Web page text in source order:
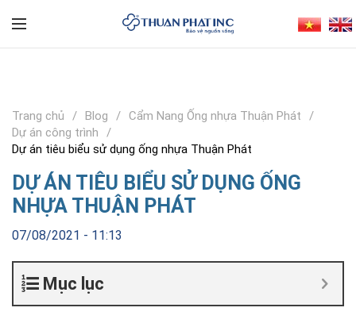
Trang chủ Blog
Cẩm Nang Ống nhựa Thuận Phát
Dự án công trình
Dự án tiêu biểu sử dụng ống nhựa Thuận Phát
DỰ ÁN TIÊU BIỂU SỬ DỤNG ỐNG
NHỰA THUẬN PHÁT
07/08/2021 - 11:13
Mục lục